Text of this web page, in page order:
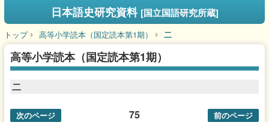
日本語史研究資料 [国立国語研究所蔵]
トップ 高等小学読本（国定読本第1期） 二
高等小学読本（国定読本第1期）
二
75
次のページ 前のページ